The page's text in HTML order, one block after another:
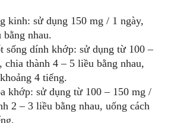
kinh: sử dụng 150 mg / 1 ngày,
nhau.
dính khớp: sử dụng từ 100 –
chia thành 4 – 5 liều bằng nhau,
4 tiếng.
khớp: sử dụng từ 100 – 150 mg /
2 – 3 liều bằng nhau, uống cách